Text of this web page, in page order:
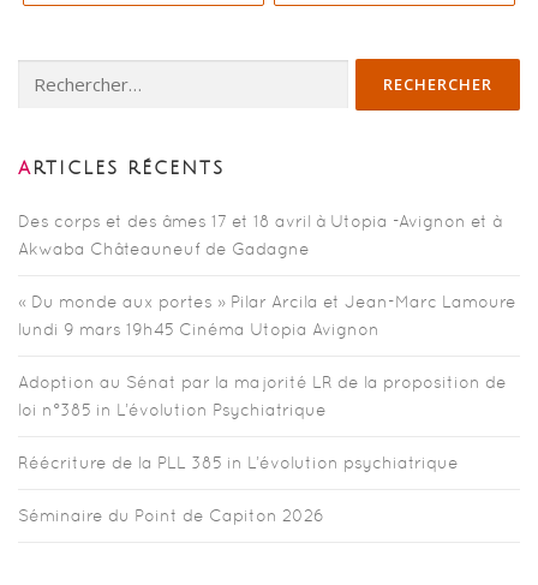
ARTICLES RÉCENTS
Des corps et des âmes 17 et 18 avril à Utopia -Avignon et à
Akwaba Châteauneuf de Gadagne
« Du monde aux portes » Pilar Arcila et Jean-Marc Lamoure
lundi 9 mars 19h45 Cinéma Utopia Avignon
Adoption au Sénat par la majorité LR de la proposition de
loi n°385 in L’évolution Psychiatrique
Réécriture de la PLL 385 in L’évolution psychiatrique
Séminaire du Point de Capiton 2026